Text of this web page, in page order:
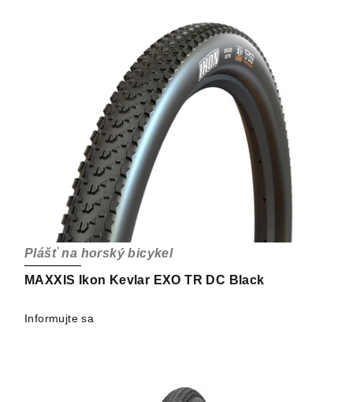
MAXXIS Ikon Kevlar EXO TR DC Black
Plášť na horský bicykel
Informujte sa